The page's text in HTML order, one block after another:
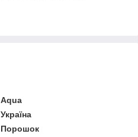
Aqua
Україна
Порошок